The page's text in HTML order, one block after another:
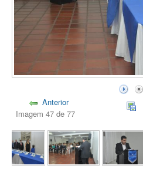
Anterior
Imagem 47 de 77